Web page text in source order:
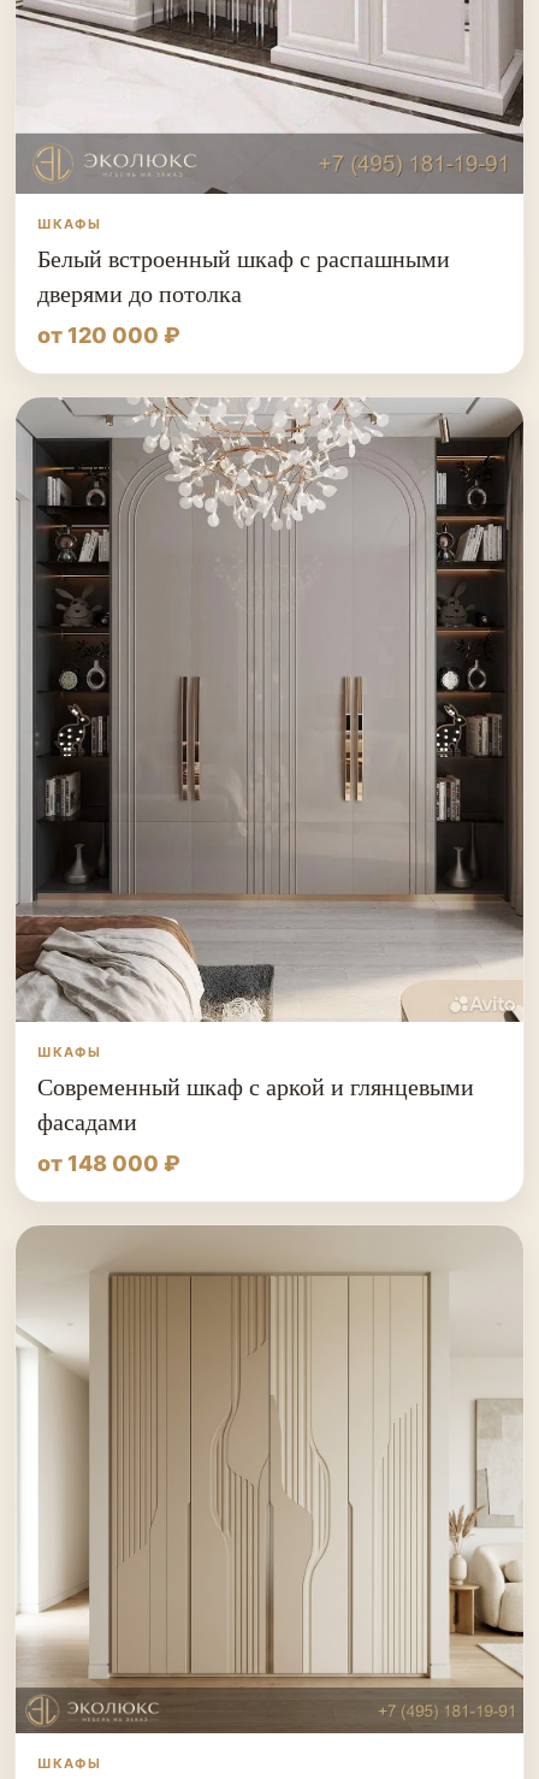
ШКАФЫ
Белый встроенный шкаф с распашными
дверями до потолка
от 120 000 ₽
ШКАФЫ
Современный шкаф с аркой и глянцевыми
фасадами
от 148 000 ₽
ШКАФЫ